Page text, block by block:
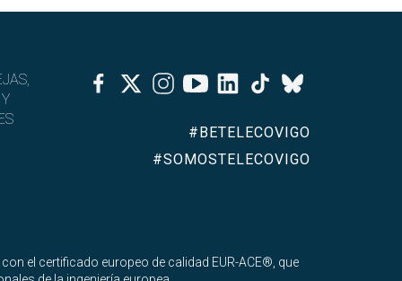
Facebook
TwitterInstagramYoutubeLinkedinTiktok
Bluesky
#BETELECOVIGO
#SOMOSTELECOVIGO
el certificado europeo de calidad EUR-ACE®, que